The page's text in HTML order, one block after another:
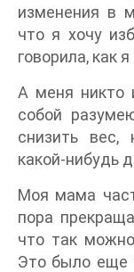
изменения в
что я хочу
говорила, как
А меня никто
собой
снизить вес,
какой-нибудь
Моя мама
пора
что так
Это было еще